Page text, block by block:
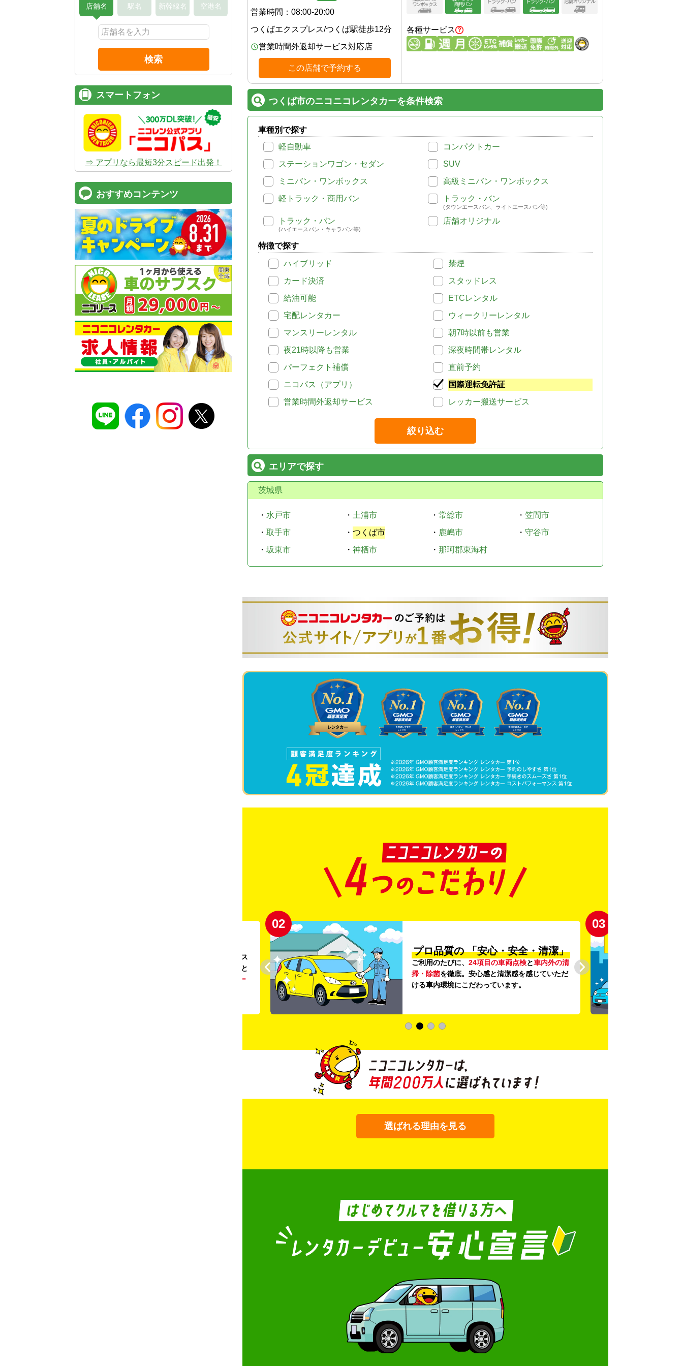
営業時間： 08:00-20:00
つくばエクスプレス/つくば駅徒歩12分
営業時間外返却サービス対応店
この店舗で予約する
各種サービス
つくば市のニコニコレンタカーを条件検索
車種別で探す
軽自動車
コンパクトカー
ステーションワゴン・セダン
SUV
ミニバン・ワンボックス
高級ミニバン・ワンボックス
軽トラック・商用バン
トラック・バン
(タウンエースバン、ライトエースバン等)
トラック・バン
(ハイエースバン・キャラバン等)
店舗オリジナル
特徴で探す
ハイブリッド
禁煙
カード決済
スタッドレス
給油可能
ETCレンタル
宅配レンタカー
ウィークリーレンタル
マンスリーレンタル
朝7時以前も営業
夜21時以降も営業
深夜時間帯レンタル
パーフェクト補償
直前予約
ニコパス（アプリ）
国際運転免許証
営業時間外返却サービス
レッカー搬送サービス
絞り込む
エリアで探す
茨城県
・ 水戸市 ・ 土浦市 ・ 常総市 ・ 笠間市
・ 取手市 ・ つくば市 ・ 鹿嶋市 ・ 守谷市
・ 坂東市 ・ 神栖市 ・ 那珂郡東海村
。ガソリンス
タンドや整備工場の既存インフラを活用すること
リー
02
プロ品質の 「安心・安全・清潔」
ご利用のたびに、 24項目の車両点検と車内外の清
掃・除菌を徹底。安心感と清潔感を感じていただ
ける車内環境にこだわっています。
03
選ばれる理由を見る
店舗名 駅名 新幹線名 空港名
検索
スマートフォン
⇒ アプリなら最短3分スピード出発！
おすすめコンテンツ